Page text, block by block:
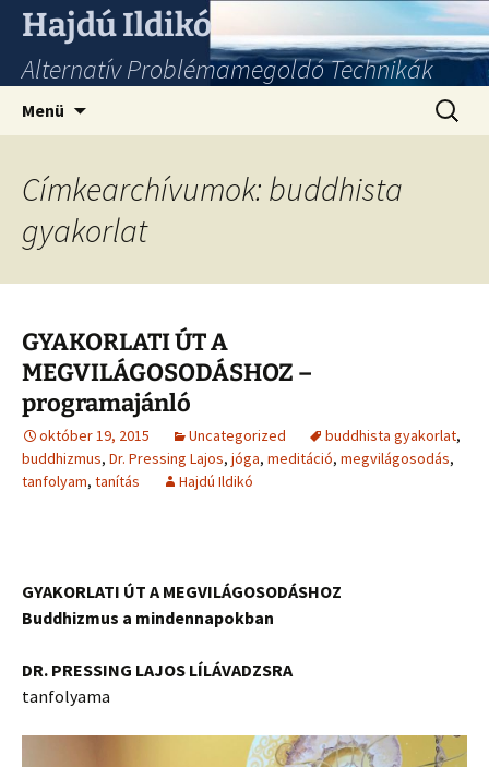
Hajdú Ildikó
Alternatív Problémamegoldó Technikák
Menü
Címkearchívumok: buddhista
gyakorlat
GYAKORLATI ÚT A
MEGVILÁGOSODÁSHOZ –
programajánló
október 19, 2015 Uncategorized buddhista gyakorlat,
buddhizmus, Dr. Pressing Lajos, jóga, meditáció, megvilágosodás,
tanfolyam, tanítás Hajdú Ildikó
GYAKORLATI ÚT A MEGVILÁGOSODÁSHOZ
Buddhizmus a mindennapokban
DR. PRESSING LAJOS LÍLÁVADZSRA
tanfolyama